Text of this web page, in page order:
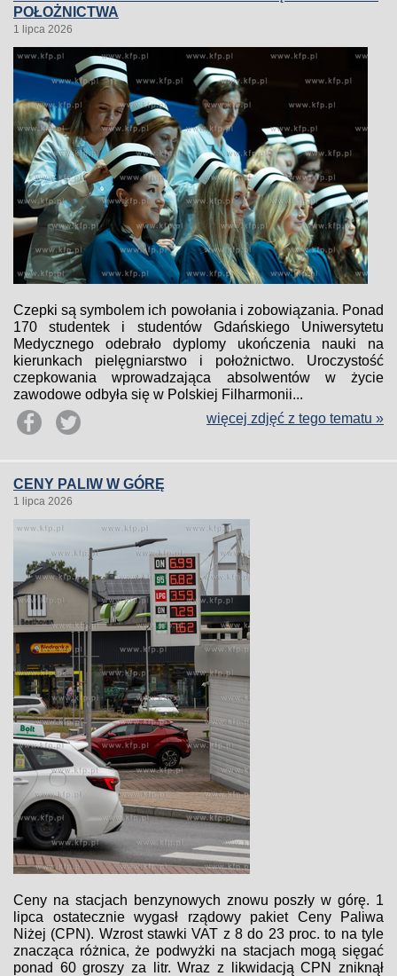
POŁOŻNICTWA
1 lipca 2026
Czepki są symbolem ich powołania i zobowiązania. Ponad
170 studentek i studentów Gdańskiego Uniwersytetu
Medycznego odebrało dyplomy ukończenia nauki na
kierunkach pielęgniarstwo i położnictwo. Uroczystość
czepkowania wprowadzająca absolwentów w życie
zawodowe odbyła się w Polskiej Filharmonii...
więcej zdjęć z tego tematu »
CENY PALIW W GÓRĘ
1 lipca 2026
Ceny na stacjach benzynowych znowu poszły w górę. 1
lipca ostatecznie wygasł rządowy pakiet Ceny Paliwa
Niżej (CPN). Wzrost stawki VAT z 8 do 23 proc. to na tyle
znacząca różnica, że podwyżki na stacjach mogą sięgać
ponad 60 groszy za litr. Wraz z likwidacją CPN zniknął